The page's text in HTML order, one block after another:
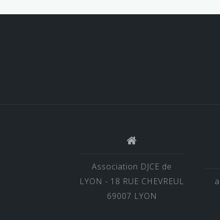
Association DJCE de
LYON - 18 RUE CHEVREUL
69007 LYON